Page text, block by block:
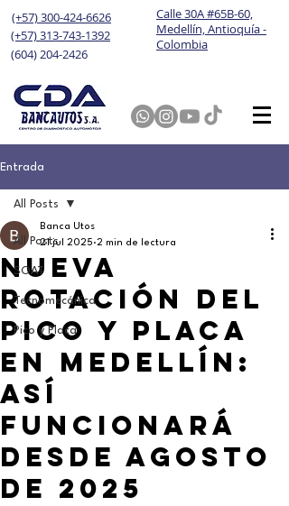
(+57) 300-424-6626
(+57) 313-743-1392
(604) 204-2426
Calle 30A #65B-60,
Medellín, Antioquía -
Colombia
Entrada
All Posts
SOAT
Tecnomecánica
Pico y Placa
All Posts
Nueva
rotación del
Pico y Placa
en Medellín:
así
funcionará
desde agosto
de 2025
Banca Utos
21 jul 2025 2 min de lectura